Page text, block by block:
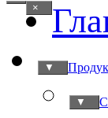
×
▼
▼